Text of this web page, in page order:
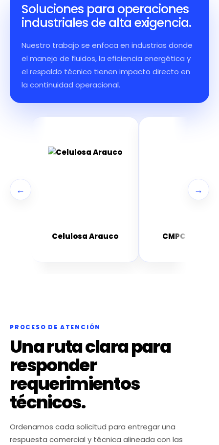
Soluciones para operaciones
industriales de alta exigencia.
Nuestro trabajo se enfoca en industrias donde
el manejo de fluidos, la eficiencia energética y
el respaldo técnico tienen impacto directo en
la continuidad operacional.
←
Celulosa Arauco CMPC
→
PROCESO DE ATENCIÓN
Una ruta clara para
responder
requerimientos
técnicos.
Ordenamos cada solicitud para entregar una
respuesta comercial y técnica alineada con las